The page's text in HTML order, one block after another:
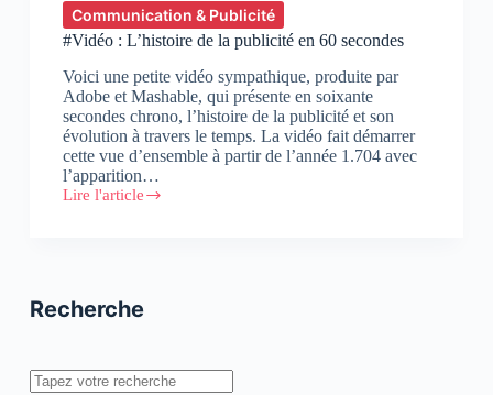
doutent
de
leur
à
suivre
le
rythme
de
la
transformation
Communication & Publicité
#Vidéo : L’histoire de la publicité en 60 secondes
Voici une petite vidéo sympathique, produite par
Adobe et Mashable, qui présente en soixante
secondes chrono, l’histoire de la publicité et son
évolution à travers le temps. La vidéo fait démarrer
cette vue d’ensemble à partir de l’année 1.704 avec
l’apparition…
Lire l'article
#Vidéo
en
Recherche
Rechercher